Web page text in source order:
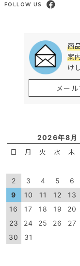
FOLLOW US
商
案
け
メー
2026年8月
日 月 火 水 木
2
3 4 5 6
9
10 11 12 13
16
17 18 19 20
23
24 25 26 27
30
31